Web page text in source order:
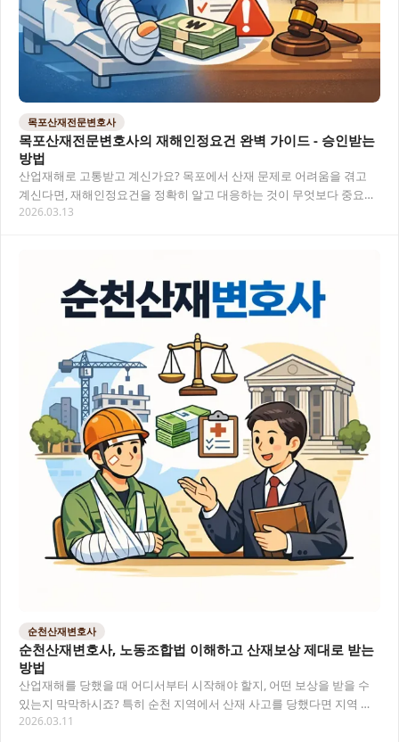
목포산재전문변호사
목포산재전문변호사의 재해인정요건 완벽 가이드 - 승인받는
방법
산업재해로 고통받고 계신가요? 목포에서 산재 문제로 어려움을 겪고
계신다면, 재해인정요건을 정확히 알고 대응하는 것이 무엇보다 중요합
니다. 이 글에서는 목포산재전문변호사 가 알려드…
2026.03.13
순천산재변호사
순천산재변호사, 노동조합법 이해하고 산재보상 제대로 받는
방법
산업재해를 당했을 때 어디서부터 시작해야 할지, 어떤 보상을 받을 수
있는지 막막하시죠? 특히 순천 지역에서 산재 사고를 당했다면 지역 특
성에 맞는 전문적인 법률 조력이 필요합니다…
2026.03.11